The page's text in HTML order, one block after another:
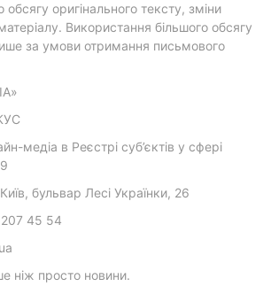
обсягу оригінального тексту, зміни
Використання більшого обсягу
за умови отримання письмового
медіа в Реєстрі суб’єктів у сфері
бульвар Лесі Українки, 26
45 54
ніж просто новини.